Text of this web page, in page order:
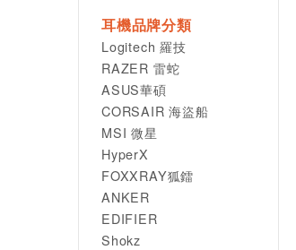
耳機品牌分類
Logitech 羅技
RAZER 雷蛇
ASUS華碩
CORSAIR 海盜船
MSI 微星
HyperX
FOXXRAY狐鐳
ANKER
EDIFIER
Shokz